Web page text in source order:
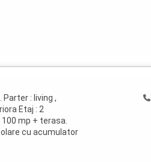
: living ,
Etaj : 2
mp + terasa.
cu acumulator